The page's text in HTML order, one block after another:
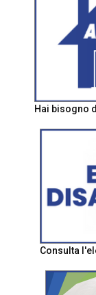
Hai bisogno
Consulta